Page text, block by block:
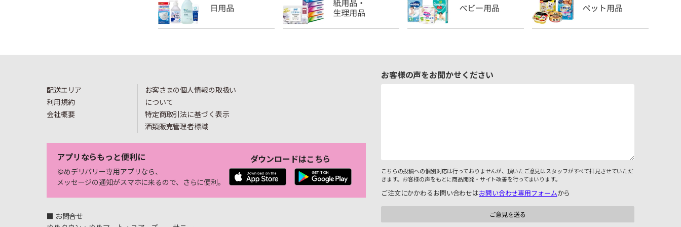
配送エリア
利用規約
会社概要
お客さまの個人情報の取扱い
について
特定商取引法に基づく表示
酒類販売管理者標識
アプリならもっと便利に
ゆめデリバリー専用アプリなら、
メッセージの通知がスマホに来るので、さらに便利。
ダウンロードはこちら
■ お問合せ
お客様の声をお聞かせください
こちらの投稿への個別対応は行っておりませんが、頂いたご意見はスタッフがすべて拝見させていただ
きます。お客様の声をもとに商品開発・サイト改善を行ってまいります。
ご注文にかかわるお問い合わせはお問い合わせ専用フォームから